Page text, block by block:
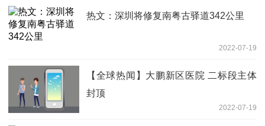
热文：深圳将修复南粤古驿道342公里
2022-07-19
【全球热闻】大鹏新区医院 二标段主体
封顶
2022-07-19